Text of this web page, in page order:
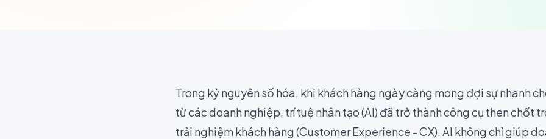
Trong kỷ nguyên số hóa, khi khách hàng ngày càng mong đợi sự nhanh
từ các doanh nghiệp, trí tuệ nhân tạo (AI) đã trở thành công cụ then chốt
trải nghiệm khách hàng (Customer Experience - CX). AI không chỉ giúp